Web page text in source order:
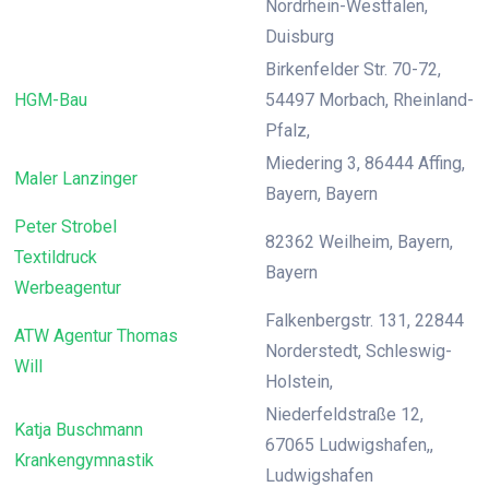
Nordrhein-Westfalen,
Duisburg
HGM-Bau
Birkenfelder Str. 70-72,
54497 Morbach, Rheinland-
Pfalz,
Maler Lanzinger
Miedering 3, 86444 Affing,
Bayern, Bayern
Peter Strobel
Textildruck
Werbeagentur
82362 Weilheim, Bayern,
Bayern
ATW Agentur Thomas
Will
Falkenbergstr. 131, 22844
Norderstedt, Schleswig-
Holstein,
Katja Buschmann
Krankengymnastik
Niederfeldstraße 12,
67065 Ludwigshafen,,
Ludwigshafen